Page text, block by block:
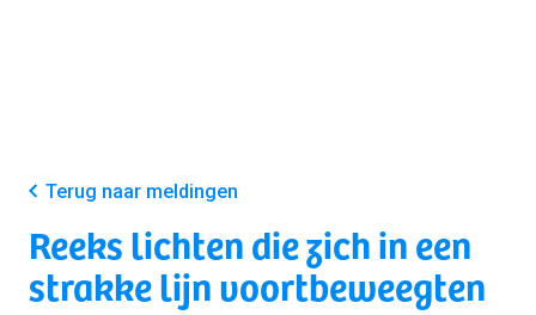
Terug naar meldingen
Reeks lichten die zich in een
strakke lijn voortbeweegten